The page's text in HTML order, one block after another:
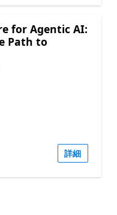
for Agentic AI:
Path to
詳細